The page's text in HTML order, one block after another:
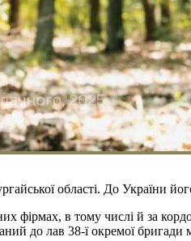
області. До України
фірмах, в тому числі й за
лав 38-ї окремої бригади